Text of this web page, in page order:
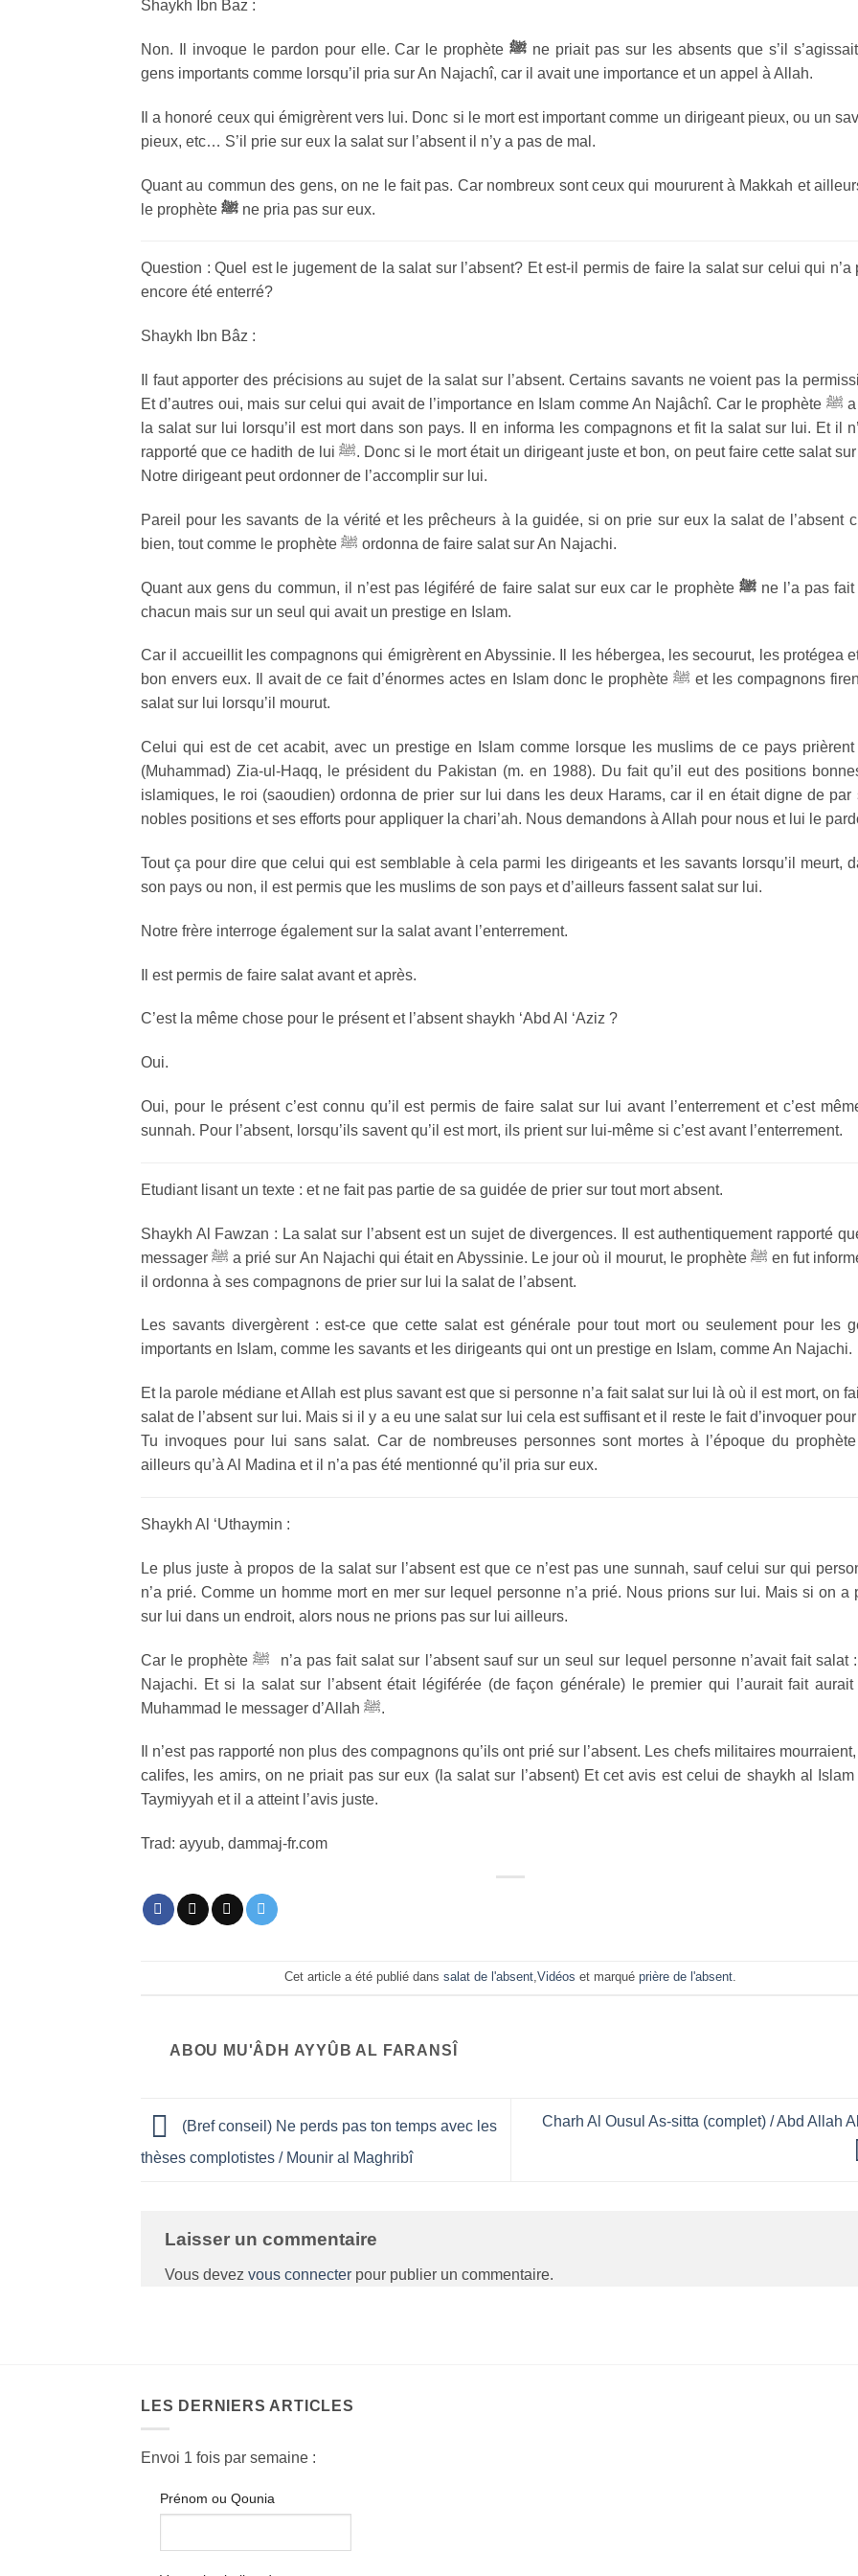
Shaykh Ibn Baz :
Non. Il invoque le pardon pour elle. Car le prophèteﷺ ne priait pas sur les absents que s’il
gens importants comme lorsqu’il pria sur An Najachî, car il avait une importance et un appel à Allah.
Il a honoré ceux qui émigrèrent vers lui. Donc si le mort est important comme un dirigeant pieux, ou un
pieux, etc… S’il prie sur eux la salat sur l’absent il n’y a pas de mal.
Quant au commun des gens, on ne le fait pas. Car nombreux sont ceux qui moururent à Makkah et
le prophète ﷺ ne pria pas sur eux.
Question : Quel est le jugement de la salat sur l’absent? Et est-il permis de faire la salat sur celui qui n’a
encore été enterré?
Shaykh Ibn Bâz :
Il faut apporter des précisions au sujet de la salat sur l’absent. Certains savants ne voient pas la
Et d’autres oui, mais sur celui qui avait de l’importance en Islam comme An Najâchî. Car le prophète ﷺ a fait
la salat sur lui lorsqu’il est mort dans son pays. Il en informa les compagnons et fit la salat sur lui. Et il
rapporté que ce hadith de lui ﷺ. Donc si le mort était un dirigeant juste et bon, on peut faire cette salat sur lui.
Notre dirigeant peut ordonner de l’accomplir sur lui.
Pareil pour les savants de la vérité et les prêcheurs à la guidée, si on prie sur eux la salat de l’absent
bien, tout comme le prophète ﷺ ordonna de faire salat sur An Najachi.
Quant aux gens du commun, il n’est pas légiféré de faire salat sur eux car le prophète ﷺ ne l’a pas
chacun mais sur un seul qui avait un prestige en Islam.
Car il accueillit les compagnons qui émigrèrent en Abyssinie. Il les hébergea, les secourut, les protégea
bon envers eux. Il avait de ce fait d’énormes actes en Islam donc le prophète ﷺ et les compagnons firent la
salat sur lui lorsqu’il mourut.
Celui qui est de cet acabit, avec un prestige en Islam comme lorsque les muslims de ce pays prièrent
(Muhammad) Zia-ul-Haqq, le président du Pakistan (m. en 1988). Du fait qu’il eut des positions
islamiques, le roi (saoudien) ordonna de prier sur lui dans les deux Harams, car il en était digne de par
nobles positions et ses efforts pour appliquer la chari’ah. Nous demandons à Allah pour nous et lui le
Tout ça pour dire que celui qui est semblable à cela parmi les dirigeants et les savants lorsqu’il meurt,
son pays ou non, il est permis que les muslims de son pays et d’ailleurs fassent salat sur lui.
Notre frère interroge également sur la salat avant l’enterrement.
Il est permis de faire salat avant et après.
C’est la même chose pour le présent et l’absent shaykh ‘Abd Al ‘Aziz ?
Oui.
Oui, pour le présent c’est connu qu’il est permis de faire salat sur lui avant l’enterrement et c’est
sunnah. Pour l’absent, lorsqu’ils savent qu’il est mort, ils prient sur lui-même si c’est avant l’enterrement.
Etudiant lisant un texte : et ne fait pas partie de sa guidée de prier sur tout mort absent.
Shaykh Al Fawzan : La salat sur l’absent est un sujet de divergences. Il est authentiquement rapporté
messager ﷺ a prié sur An Najachi qui était en Abyssinie. Le jour où il mourut, le prophète ﷺ en fut informé et
il ordonna à ses compagnons de prier sur lui la salat de l’absent.
Les savants divergèrent : est-ce que cette salat est générale pour tout mort ou seulement pour les
importants en Islam, comme les savants et les dirigeants qui ont un prestige en Islam, comme An Najachi.
Et la parole médiane et Allah est plus savant est que si personne n’a fait salat sur lui là où il est mort, on
salat de l’absent sur lui. Mais si il y a eu une salat sur lui cela est suffisant et il reste le fait d’invoquer
Tu invoques pour lui sans salat. Car de nombreuses personnes sont mortes à l’époque du prophète ﷺ
ailleurs qu’à Al Madina et il n’a pas été mentionné qu’il pria sur eux.
Shaykh Al ‘Uthaymin :
Le plus juste à propos de la salat sur l’absent est que ce n’est pas une sunnah, sauf celui sur qui
n’a prié. Comme un homme mort en mer sur lequel personne n’a prié. Nous prions sur lui. Mais si on a
sur lui dans un endroit, alors nous ne prions pas sur lui ailleurs.
Car le prophète ﷺ n’a pas fait salat sur l’absent sauf sur un seul sur lequel personne n’avait fait salat : An
Najachi. Et si la salat sur l’absent était légiférée (de façon générale) le premier qui l’aurait fait aurait
Muhammad le messager d’Allah ﷺ.
Il n’est pas rapporté non plus des compagnons qu’ils ont prié sur l’absent. Les chefs militaires
califes, les amirs, on ne priait pas sur eux (la salat sur l’absent) Et cet avis est celui de shaykh al Islam
Taymiyyah et il a atteint l’avis juste.
Trad: ayyub, dammaj-fr.com
Cet article a été publié danssalat de l'absent,Vidéos et marquéprière de l'absent.
ABOU MU'ÂDH AYYÛB AL FARANSÎ
(Bref conseil) Ne perds pas ton temps avec les
thèses complotistes / Mounir al Maghribî
Charh Al Ousul As-sitta (complet) / Abd Allah
Laisser un commentaire
Vous devez vous connecter pour publier un commentaire.
LES DERNIERS ARTICLES
Envoi 1 fois par semaine :
Prénom ou Qounia